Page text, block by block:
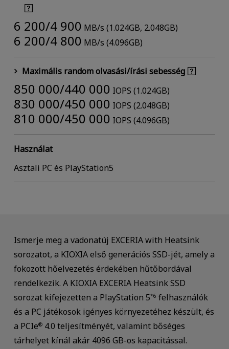
6 200/4 900 MB/s (1.024GB, 2.048GB)
6 200/4 800 MB/s (4.096GB)
Maximális random olvasási/írási sebesség
850 000/440 000 IOPS (1.024GB)
830 000/450 000 IOPS (2.048GB)
810 000/450 000 IOPS (4.096GB)
Használat
Asztali PC és PlayStation5
Ismerje meg a vadonatúj EXCERIA with Heatsink
sorozatot, a KIOXIA első generációs SSD-jét, amely a
fokozott hőelvezetés érdekében hűtőbordával
rendelkezik. A KIOXIA EXCERIA Heatsink SSD
sorozat kifejezetten a PlayStation 5*6 felhasználók
és a PC játékosok igényes környezetéhez készült, és
a PCIe®4.0 teljesítményét, valamint bőséges
tárhelyet kínál akár 4096 GB-os kapacitással.